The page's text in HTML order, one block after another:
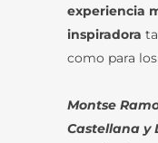
experiencia
inspiradora
como para
Montse
Castellana y